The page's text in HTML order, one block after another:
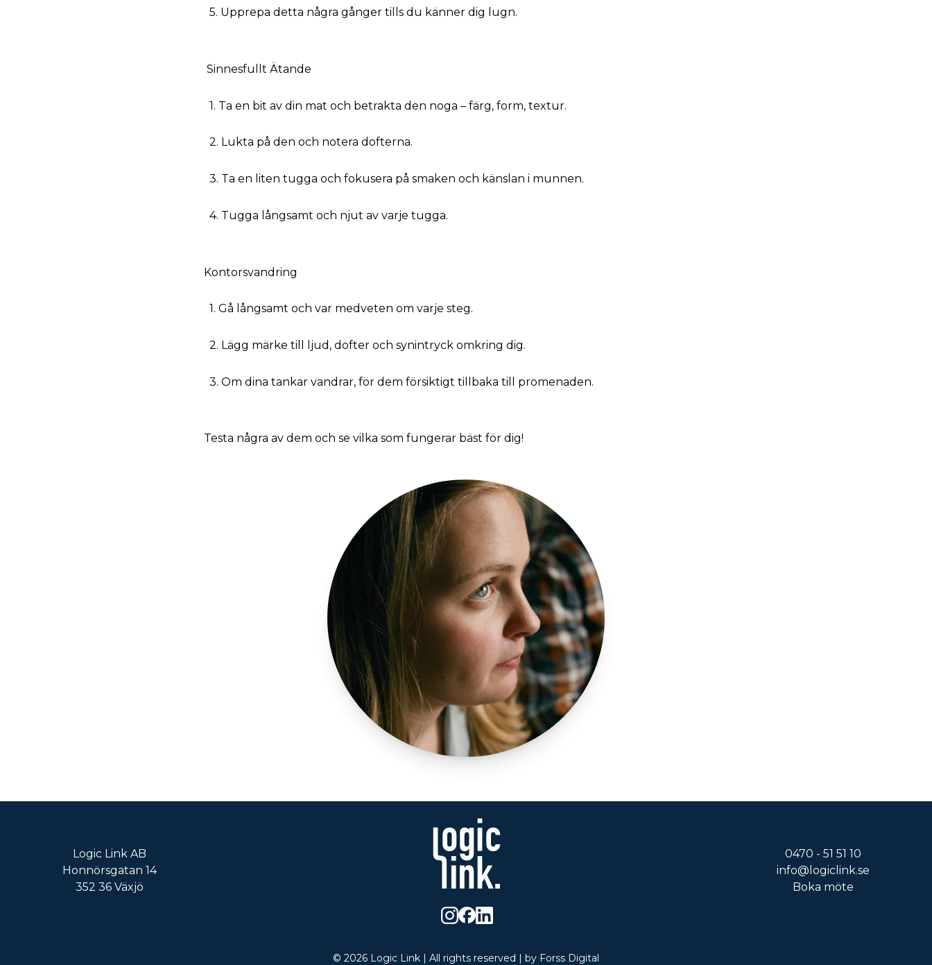
5. Upprepa detta några gånger tills du känner dig lugn.
Sinnesfullt Ätande
1. Ta en bit av din mat och betrakta den noga – färg, form, textur.
2. Lukta på den och notera dofterna.
3. Ta en liten tugga och fokusera på smaken och känslan i munnen.
4. Tugga långsamt och njut av varje tugga.
Kontorsvandring
1. Gå långsamt och var medveten om varje steg.
2. Lägg märke till ljud, dofter och synintryck omkring dig.
3. Om dina tankar vandrar, för dem försiktigt tillbaka till promenaden.
Testa några av dem och se vilka som fungerar bäst för dig!
Logic Link AB
Honnörsgatan 14
352 36 Växjö
0470 - 51 51 10
info@logiclink.se
Boka möte
© 2026 Logic Link | All rights reserved | by Forss Digital